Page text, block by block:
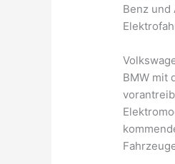
Benz
BMW mit